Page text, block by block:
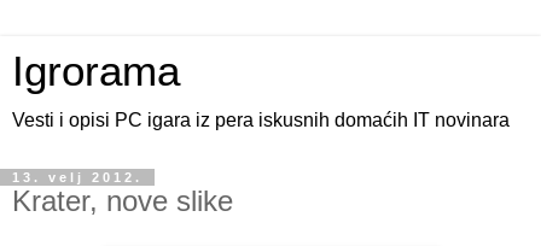
Igrorama
Vesti i opisi PC igara iz pera iskusnih domaćih IT novinara
13. velj 2012.
Krater, nove slike